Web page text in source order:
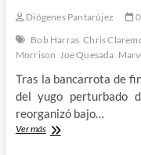
Diógenes Pantarújez
Bob Harras Chris
Morrison Joe Quesada
Tras la bancarrota de
del yugo perturbado
reorganizó bajo…
Ver másChris